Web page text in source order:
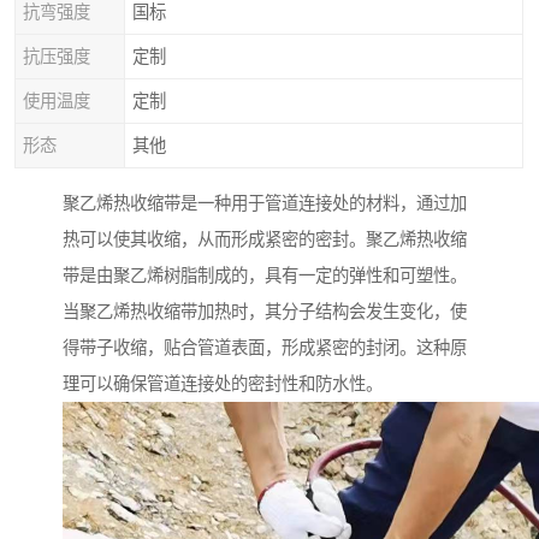
抗弯强度 国标
抗压强度 定制
使用温度 定制
形态 其他
聚乙烯热收缩带是一种用于管道连接处的材料，通过加
热可以使其收缩，从而形成紧密的密封。聚乙烯热收缩
带是由聚乙烯树脂制成的，具有一定的弹性和可塑性。
当聚乙烯热收缩带加热时，其分子结构会发生变化，使
得带子收缩，贴合管道表面，形成紧密的封闭。这种原
理可以确保管道连接处的密封性和防水性。